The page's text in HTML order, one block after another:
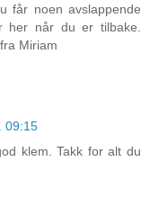
får noen avslappende
her når du er tilbake.
Miriam
09:15
klem. Takk for alt du